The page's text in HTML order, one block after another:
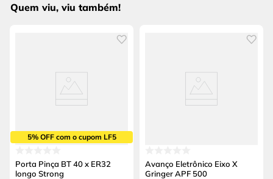
Quem viu, viu também!
5% OFF com o cupom LF5
Porta Pinça BT 40 x ER32
longo Strong
Avanço Eletrônico Eixo X
Gringer APF 500